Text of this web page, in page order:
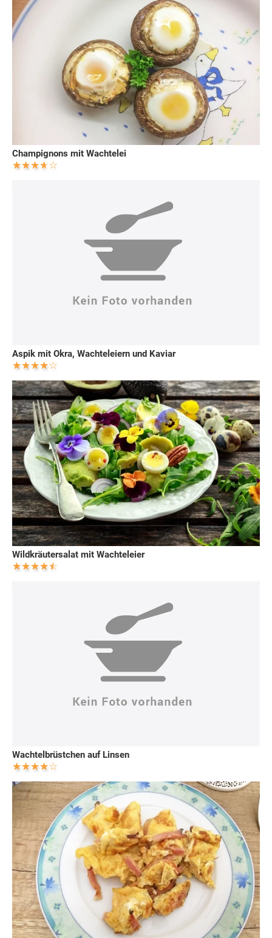
Champignons mit Wachtelei
Aspik mit Okra, Wachteleiern und Kaviar
Wildkräutersalat mit Wachteleier
Wachtelbrüstchen auf Linsen